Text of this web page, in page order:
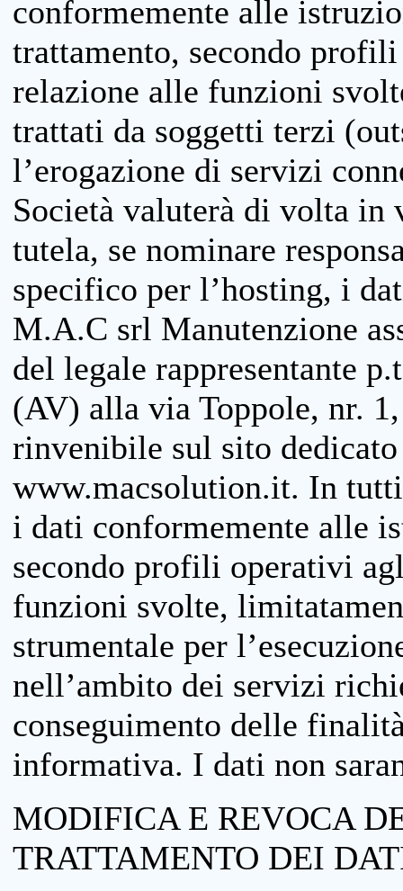
conformemente alle
trattamento, secondo
relazione alle funzioni
trattati da soggetti terzi
l’erogazione di servizi
Società valuterà di volta in
tutela, se nominare
specifico per l’hosting, i
M.A.C srl Manutenzione
del legale rappresentante
(AV) alla via Toppole, nr.
rinvenibile sul sito
www.macsolution.it. In
i dati conformemente alle
secondo profili operativi
funzioni svolte,
strumentale per
nell’ambito dei servizi
conseguimento delle
informativa. I dati non
MODIFICA E REVOCA
TRATTAMENTO DEI